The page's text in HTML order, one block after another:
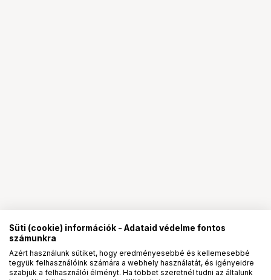
PROpartnerségek
Süti (cookie) információk - Adataid védelme fontos
számunkra
Azért használunk sütiket, hogy eredményesebbé és kellemesebbé
tegyük felhasználóink számára a webhely használatát, és igényeidre
szabjuk a felhasználói élményt. Ha többet szeretnél tudni az általunk